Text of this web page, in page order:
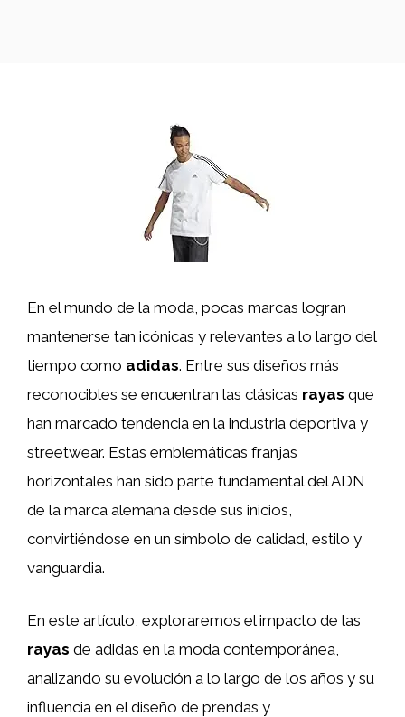
En el mundo de la moda, pocas marcas logran
mantenerse tan icónicas y relevantes a lo largo del
tiempo como adidas. Entre sus diseños más
reconocibles se encuentran las clásicas rayas que
han marcado tendencia en la industria deportiva y
streetwear. Estas emblemáticas franjas
horizontales han sido parte fundamental del ADN
de la marca alemana desde sus inicios,
convirtiéndose en un símbolo de calidad, estilo y
vanguardia.
En este artículo, exploraremos el impacto de las
rayas de adidas en la moda contemporánea,
analizando su evolución a lo largo de los años y su
influencia en el diseño de prendas y